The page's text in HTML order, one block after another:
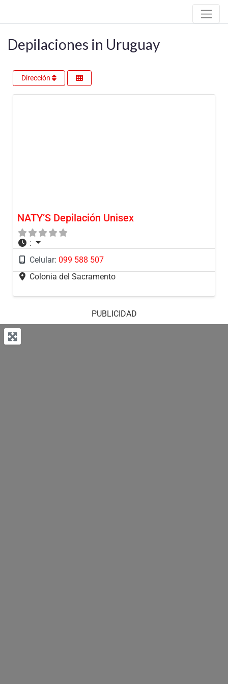
Depilaciones in Uruguay
Dirección
NATY’S Depilación Unisex
:
Celular: 099 588 507
Colonia del Sacramento
PUBLICIDAD